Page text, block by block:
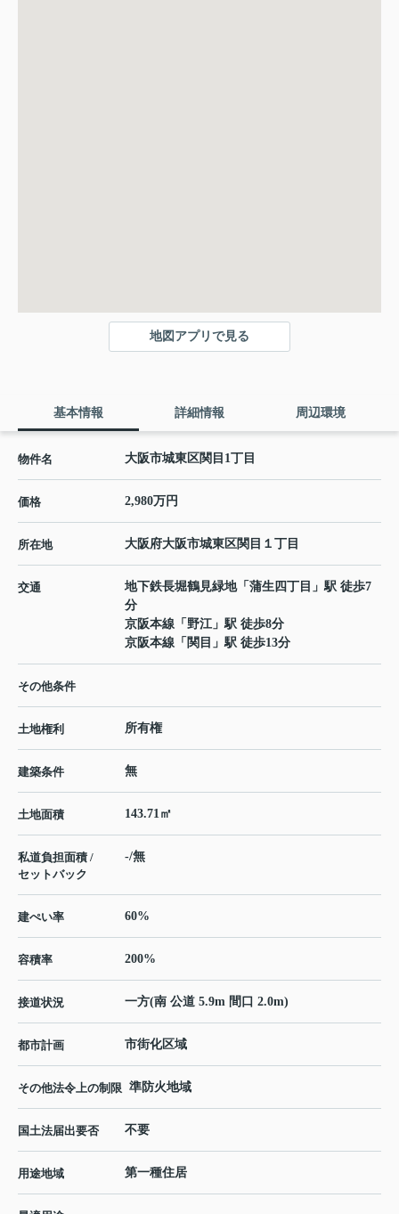
地図アプリで見る
基本情報 詳細情報 周辺環境
物件名 大阪市城東区関目1丁目
価格 2,980万円
所在地 大阪府大阪市城東区関目 １丁目
交通 地下鉄長堀鶴見緑地「 蒲生四丁目 」駅 徒歩7
分
京阪本線 「 野江」駅 徒歩8分
京阪本線 「 関目 」駅 徒歩13分
その他条件
土地権利 所有権
建築条件 無
土地面積 143.71㎡
私道負担面積 /
セットバック
-/無
建ぺい率 60%
容積率 200%
接道状況 一方(南 公道 5.9m 間口 2.0m)
都市計画 市街化区域
その他法令上の制限 準防火地域
国土法届出要否 不要
用途地域 第一種住居